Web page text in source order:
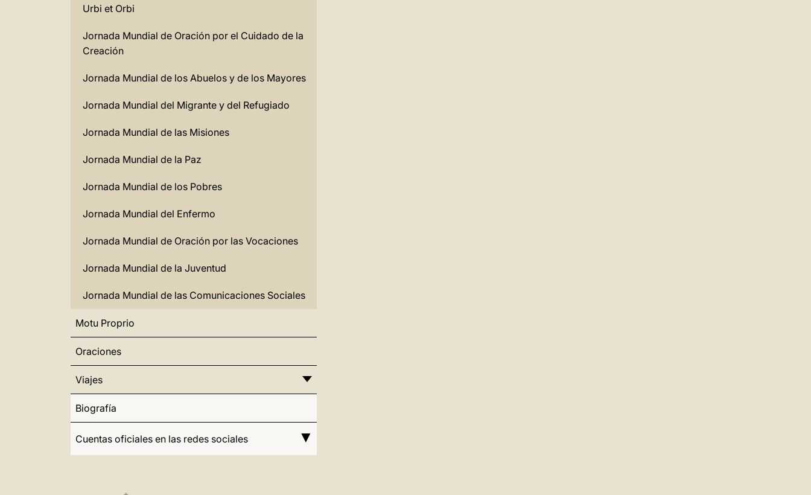
Urbi et Orbi
Jornada Mundial de Oración por el Cuidado de la
Creación
Jornada Mundial de los Abuelos y de los Mayores
Jornada Mundial del Migrante y del Refugiado
Jornada Mundial de las Misiones
Jornada Mundial de la Paz
Jornada Mundial de los Pobres
Jornada Mundial del Enfermo
Jornada Mundial de Oración por las Vocaciones
Jornada Mundial de la Juventud
Jornada Mundial de las Comunicaciones Sociales
Motu Proprio
Oraciones
Viajes
Biografía
Cuentas oficiales en las redes sociales